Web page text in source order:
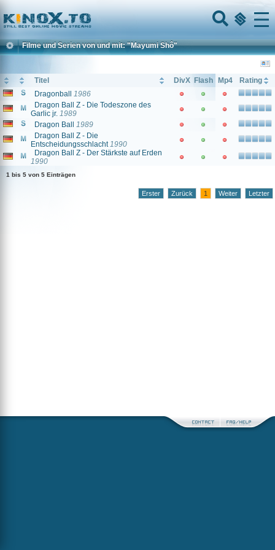
Home
Menu
Filme und Serien von und mit: "Mayumi Shô"
Titel DivX Flash Mp4
Rating
Dragonball
1986
Dragon Ball Z - Die Todeszone des
Garlic jr. 1989
Dragon Ball
1989
Dragon Ball Z - Die
Entscheidungsschlacht 1990
Dragon Ball Z - Der Stärkste auf Erden
1990
1 bis 5 von 5 Einträgen
Erster Zurück 1 Weiter Letzter